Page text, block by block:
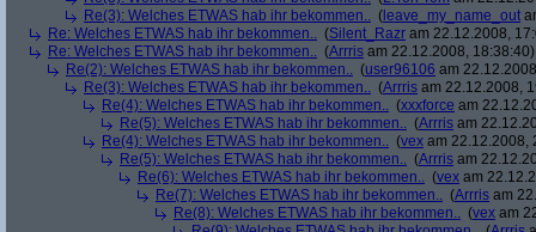
Re(3): Welches ETWAS hab ihr bekommen.. ( leave_my_name_out
Re: Welches ETWAS hab ihr bekommen.. (Silent_Razr am 22.12.2008,
Re: Welches ETWAS hab ihr bekommen.. (Arrris am 22.12.2008, 18:38:40)
Re(2): Welches ETWAS hab ihr bekommen.. (user96106 am
Re(3): Welches ETWAS hab ihr bekommen.. (Arrris am 22.12.2008,
Re(4): Welches ETWAS hab ihr bekommen.. (xxxforce am
Re(5): Welches ETWAS hab ihr bekommen.. (Arrris am
Re(4): Welches ETWAS hab ihr bekommen.. (vex am 22.12.2008,
Re(5): Welches ETWAS hab ihr bekommen.. (Arrris am
Re(6): Welches ETWAS hab ihr bekommen.. (vex am
Re(7): Welches ETWAS hab ihr bekommen.. (Arrris am
Re(8): Welches ETWAS hab ihr bekommen.. (vex am